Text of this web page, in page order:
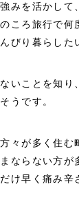
みを活かし
ころ旅行で
びり暮らした
いことを知
うです。
々が多く住
ならない方
け早く痛み